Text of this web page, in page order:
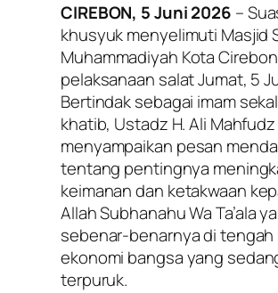
CIREBON, 5 Juni 2026 –
khusyuk menyelimuti Masjid
Muhammadiyah Kota
pelaksanaan salat Jumat, 5
Bertindak sebagai imam
khatib, Ustadz H. Ali Mahfudz
menyampaikan pesan
tentang pentingnya
keimanan dan ketakwaan
Allah Subhanahu Wa Ta’ala
sebenar-benarnya di tengah
ekonomi bangsa yang
terpuruk.